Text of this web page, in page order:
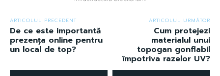
ARTICOLUL PRECEDENT
De ce este importantă
prezența online pentru
un local de top?
ARTICOLUL URMĂTOR
Cum protejezi
materialul unui
topogan gonflabil
împotriva razelor UV?